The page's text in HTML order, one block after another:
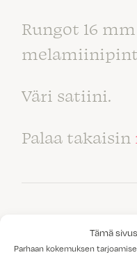
Tämä
Parhaan kokemuksen
Rungot 16
Väri satiini.
Palaa takaisin